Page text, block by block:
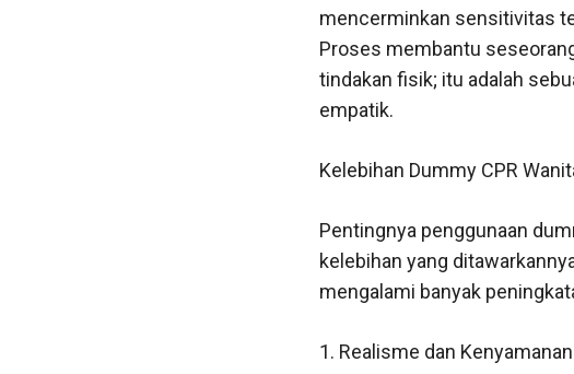
mencerminkan sensitivitas
Proses membantu
tindakan fisik; itu adalah
empatik.
Kelebihan Dummy CPR
Pentingnya penggunaan
kelebihan yang
mengalami banyak
1. Realisme dan Kenyamanan